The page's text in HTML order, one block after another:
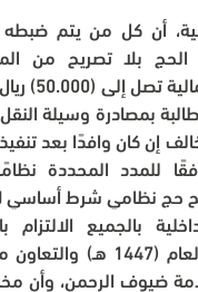
حج نظامي شرط أساسي